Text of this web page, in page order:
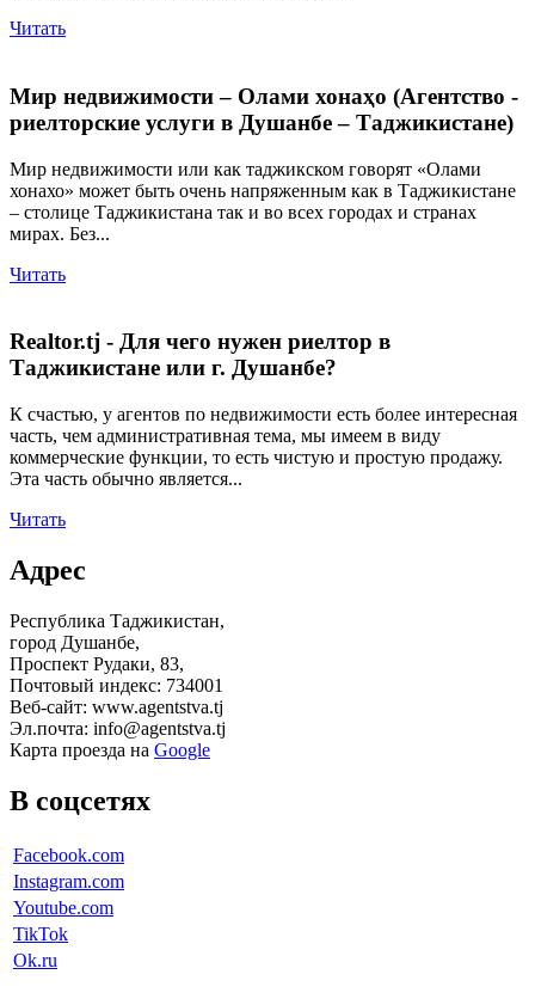
Читать
Мир недвижимости – Олами хонаҳо (Агентство -
риелторские услуги в Душанбе – Таджикистане)
Мир недвижимости или как таджикском говорят «Олами
хонахо» может быть очень напряженным как в Таджикистане
– столице Таджикистана так и во всех городах и странах
мирах. Без...
Читать
Realtor.tj - Для чего нужен риелтор в
Таджикистане или г. Душанбе?
К счастью, у агентов по недвижимости есть более интересная
часть, чем административная тема, мы имеем в виду
коммерческие функции, то есть чистую и простую продажу.
Эта часть обычно является...
Читать
Адрес
Республика Таджикистан,
город Душанбе,
Проспект Рудаки, 83,
Почтовый индекс: 734001
Веб-сайт: www.agentstva.tj
Эл.почта: info@agentstva.tj
Карта проезда на Google
В соцсетях
Facebook.com
Instagram.com
Youtube.com
TikTok
Ok.ru